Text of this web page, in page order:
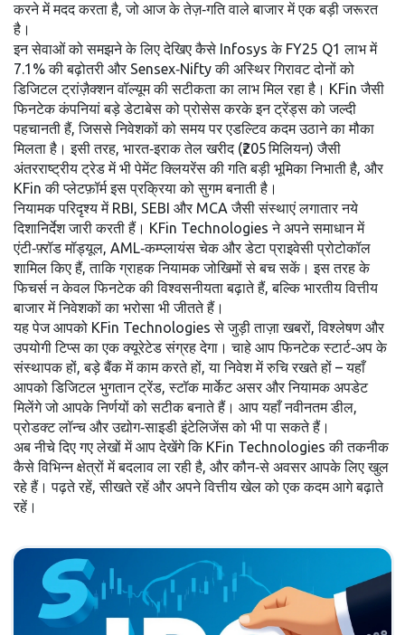
करने में मदद करता है, जो आज के तेज़‑गति वाले बाजार में एक बड़ी जरूरत
है।
इन सेवाओं को समझने के लिए देखिए कैसे Infosys के FY25 Q1 लाभ में
7.1% की बढ़ोतरी और Sensex‑Nifty की अस्थिर गिरावट दोनों को
डिजिटल ट्रांज़ैक्शन वॉल्यूम की सटीकता का लाभ मिल रहा है। KFin जैसी
फिनटेक कंपनियां बड़े डेटाबेस को प्रोसेस करके इन ट्रेंड्स को जल्दी
पहचानती हैं, जिससे निवेशकों को समय पर एडल्टिव कदम उठाने का मौका
मिलता है। इसी तरह, भारत‑इराक तेल खरीद (₹205 मिलियन) जैसी
अंतरराष्ट्रीय ट्रेड में भी पेमेंट क्लियरेंस की गति बड़ी भूमिका निभाती है, और
KFin की प्लेटफ़ॉर्म इस प्रक्रिया को सुगम बनाती है।
नियामक परिदृश्य में RBI, SEBI और MCA जैसी संस्थाएं लगातार नये
दिशानिर्देश जारी करती हैं। KFin Technologies ने अपने समाधान में
एंटी‑फ़्रॉड मॉड्यूल, AML‑कम्प्लायंस चेक और डेटा प्राइवेसी प्रोटोकॉल
शामिल किए हैं, ताकि ग्राहक नियामक जोखिमों से बच सकें। इस तरह के
फिचर्स न केवल फिनटेक की विश्वसनीयता बढ़ाते हैं, बल्कि भारतीय वित्तीय
बाजार में निवेशकों का भरोसा भी जीतते हैं।
यह पेज आपको KFin Technologies से जुड़ी ताज़ा खबरों, विश्लेषण और
उपयोगी टिप्स का एक क्यूरेटेड संग्रह देगा। चाहे आप फिनटेक स्टार्ट‑अप के
संस्थापक हों, बड़े बैंक में काम करते हों, या निवेश में रुचि रखते हों – यहाँ
आपको डिजिटल भुगतान ट्रेंड, स्टॉक मार्केट असर और नियामक अपडेट
मिलेंगे जो आपके निर्णयों को सटीक बनाते हैं। आप यहाँ नवीनतम डील,
प्रोडक्ट लॉन्च और उद्योग‑साइडी इंटेलिजेंस को भी पा सकते हैं।
अब नीचे दिए गए लेखों में आप देखेंगे कि KFin Technologies की तकनीक
कैसे विभिन्न क्षेत्रों में बदलाव ला रही है, और कौन‑से अवसर आपके लिए खुल
रहे हैं। पढ़ते रहें, सीखते रहें और अपने वित्तीय खेल को एक कदम आगे बढ़ाते
रहें।